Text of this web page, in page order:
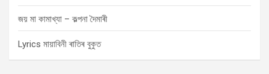
জয় মা কামাখ্যা – কল্পনা দৈমাৰী
Lyrics মায়াবিনী ৰাতিৰ বুকুত